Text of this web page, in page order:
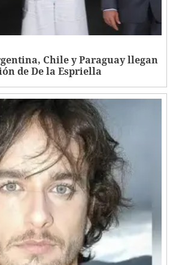
Chile y Paraguay llegan
de De la Espriella